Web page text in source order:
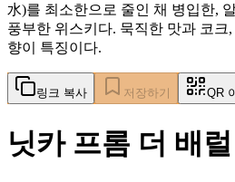
水)를 최소한으로 줄인 채 병입한,
풍부한 위스키다. 묵직한 맛과 코크
향이 특징이다.
링크 복사 저장하기 QR
닛카 프롬 더 배럴